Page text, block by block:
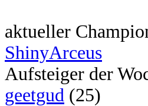
aktueller
ShinyArceus
Aufsteiger der
geetgud (25)